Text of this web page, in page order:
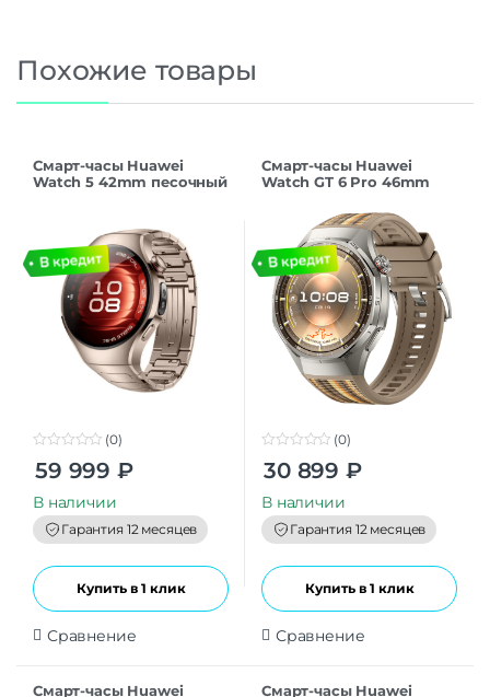
Похожие товары
Смарт-часы Huawei
Watch 5 42mm песочный
o
t
o
f
5
(0)
59 999 ₽
В наличии
Гарантия 12 месяцев
Купить в 1 клик
Сравнение
Смарт-часы Huawei
Watch GT 6 Pro 46mm
Woven(55020FWA)
o
t
o
f
5
(0)
30 899 ₽
В наличии
Гарантия 12 месяцев
Купить в 1 клик
Сравнение
Смарт-часы Huawei
Смарт-часы Huawei